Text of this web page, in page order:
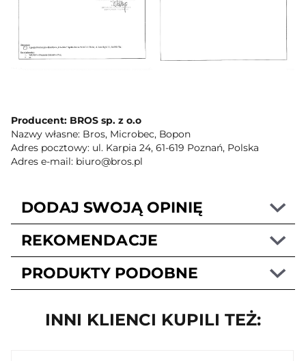
Producent: BROS sp. z o.o
Nazwy własne: Bros, Microbec, Bopon
Adres pocztowy: ul. Karpia 24, 61-619 Poznań, Polska
Adres e-mail: biuro@bros.pl
DODAJ SWOJĄ OPINIĘ
REKOMENDACJE
PRODUKTY PODOBNE
INNI KLIENCI KUPILI TEŻ: